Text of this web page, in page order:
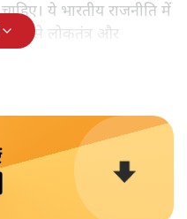
ये भारतीय राजनीति में
इससे लोकतंत्र और